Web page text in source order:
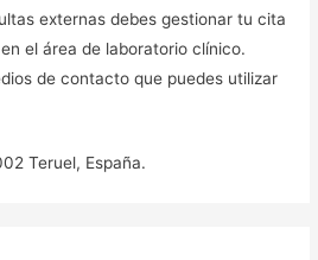
externas debes gestionar tu cita
el área de laboratorio clínico.
de contacto que puedes utilizar
Teruel, España.